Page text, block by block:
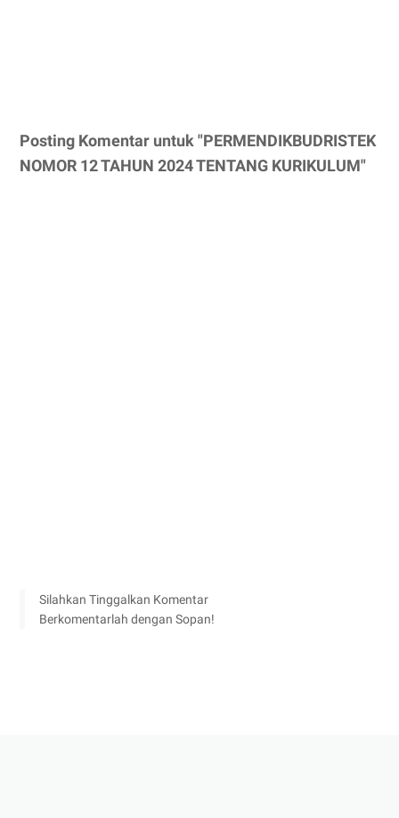
Posting Komentar untuk "PERMENDIKBUDRISTEK
NOMOR 12 TAHUN 2024 TENTANG KURIKULUM"
Silahkan Tinggalkan Komentar
Berkomentarlah dengan Sopan!